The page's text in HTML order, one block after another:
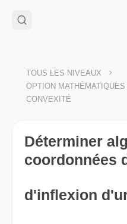
🌴Cahier de vacances
Télécharge ton
TOUS LES NIVEAUX >
OPTION
CONVEXITÉ
Déterminer
coordonnées
d'inflexion